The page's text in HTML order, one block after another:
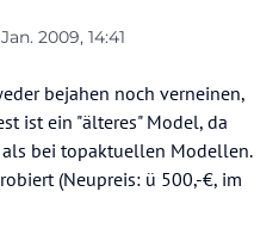
2009, 14:41
von
bejahen noch verneinen,
ist ein "älteres" Model, da
bei topaktuellen Modellen.
(Neupreis: ü 500,-€, im